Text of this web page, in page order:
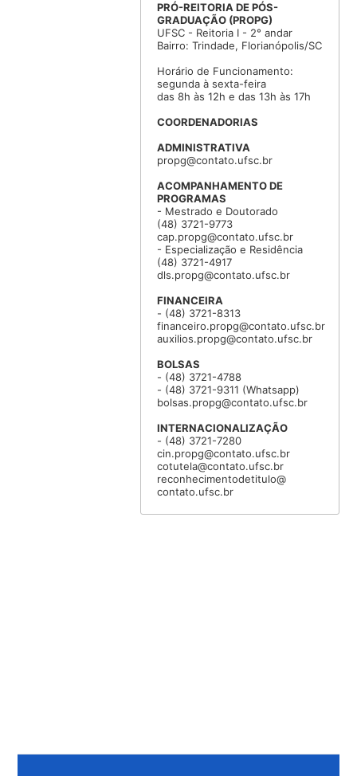
PRÓ-REITORIA DE PÓS-
GRADUAÇÃO (PROPG)
UFSC - Reitoria I - 2° andar
Bairro: Trindade, Florianópolis/SC
Horário de Funcionamento:
segunda à sexta-feira
das 8h às 12h e das 13h às 17h
COORDENADORIAS
ADMINISTRATIVA
propg@contato.ufsc.br
ACOMPANHAMENTO DE
PROGRAMAS
- Mestrado e Doutorado
(48) 3721-9773
cap.propg@contato.ufsc.br
- Especialização e Residência
(48) 3721-4917
dls.propg@contato.ufsc.br
FINANCEIRA
- (48) 3721-8313
financeiro.propg@contato.ufsc.br
auxilios.propg@contato.ufsc.br
BOLSAS
- (48) 3721-4788
- (48) 3721-9311 (Whatsapp)
bolsas.propg@contato.ufsc.br
INTERNACIONALIZAÇÃO
- (48) 3721-7280
cin.propg@contato.ufsc.br
cotutela@contato.ufsc.br
reconhecimentodetitulo@
contato.ufsc.br